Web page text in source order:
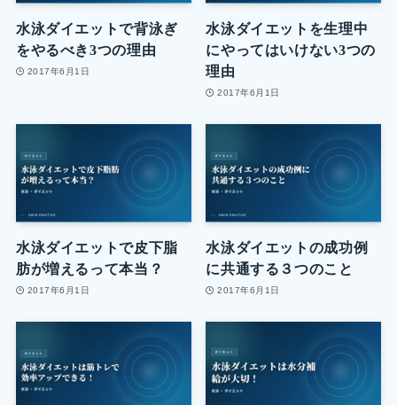
水泳ダイエットで背泳ぎ
をやるべき3つの理由
2017年6月1日
水泳ダイエットを生理中
にやってはいけない3つの
理由
2017年6月1日
水泳ダイエットで皮下脂
肪が増えるって本当？
2017年6月1日
水泳ダイエットの成功例
に共通する３つのこと
2017年6月1日